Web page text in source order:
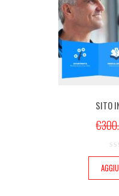
SITO
€